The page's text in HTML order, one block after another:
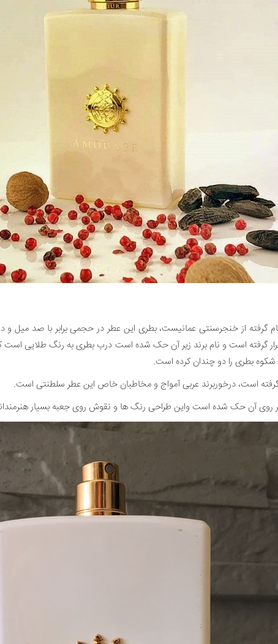
گرفته از خنجرسنتی عمانیست، بطری این عطر در حجمی برابر با صد
گرفته است و نام برند زیر آن حک شده است درب بطری به رنگ طلایی است
بطری را دو چندان کرده است.
است، درخوربرند عربی آمواج و مخاطبان خاص این عطر سلطنتی است.
روی آن حک شده است واین طراحی رنگ ها و نقوش روی جعبه بسیار